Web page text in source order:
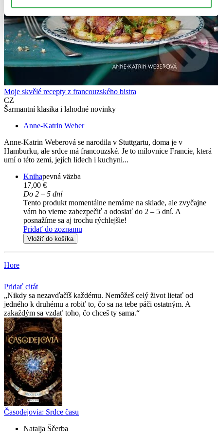
Moje skvělé recepty z francouzského bistra
CZ
Šarmantní klasika i lahodné novinky
Anne-Katrin Weber
Anne-Katrin Weberová se narodila v Stuttgartu, doma je v
Hamburku, ale srdce má francouzské. Je to milovnice Francie, která
umí o této zemi, jejích lidech i kuchyni...
Knihapevná väzba
17,00 €
Do 2 – 5 dní
Tento produkt momentálne nemáme na sklade, ale zvyčajne
vám ho vieme zabezpečiť a odoslať do 2 – 5 dní. A
posnažíme sa aj trochu rýchlejšie!
Pridať do zoznamu
Vložiť do košíka
Hore
Pridať citát
Nikdy sa nezavďačíš každému. Nemôžeš celý život lietať od
jedného k druhému a robiť to, čo sa na tebe páči ostatným. A
zakaždým sa vzdať toho, čo chceš ty sama.
Časodejovia: Srdce času
Natalja Ščerba